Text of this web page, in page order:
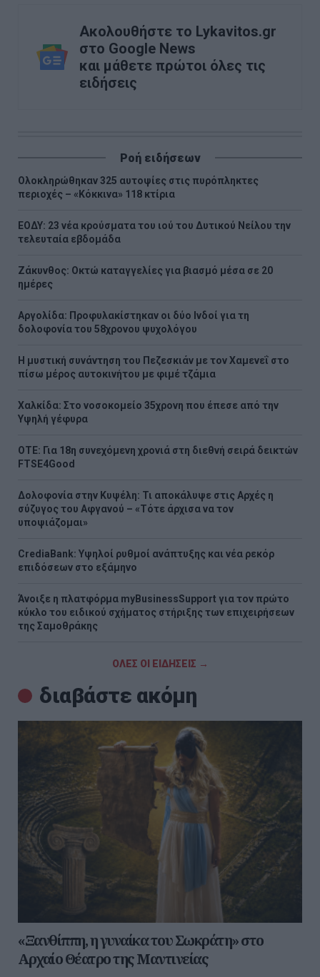
Ακολουθήστε το Lykavitos.gr
στο Google News
και μάθετε πρώτοι όλες τις
ειδήσεις
Ροή ειδήσεων
Ολοκληρώθηκαν 325 αυτοψίες στις πυρόπληκτες
περιοχές – «Κόκκινα» 118 κτίρια
ΕΟΔΥ: 23 νέα κρούσματα του ιού του Δυτικού Νείλου την
τελευταία εβδομάδα
Ζάκυνθος: Οκτώ καταγγελίες για βιασμό μέσα σε 20
ημέρες
Αργολίδα: Προφυλακίστηκαν οι δύο Ινδοί για τη
δολοφονία του 58χρονου ψυχολόγου
Η μυστική συνάντηση του Πεζεσκιάν με τον Χαμενεΐ στο
πίσω μέρος αυτοκινήτου με φιμέ τζάμια
Χαλκίδα: Στο νοσοκομείο 35χρονη που έπεσε από την
Υψηλή γέφυρα
ΟΤΕ: Για 18η συνεχόμενη χρονιά στη διεθνή σειρά δεικτών
FTSE4Good
Δολοφονία στην Κυψέλη: Τι αποκάλυψε στις Αρχές η
σύζυγος του Αφγανού – «Τότε άρχισα να τον
υποψιάζομαι»
CrediaBank: Υψηλοί ρυθμοί ανάπτυξης και νέα ρεκόρ
επιδόσεων στο εξάμηνο
Άνοιξε η πλατφόρμα myBusinessSupport για τον πρώτο
κύκλο του ειδικού σχήματος στήριξης των επιχειρήσεων
της Σαμοθράκης
ΟΛΕΣ ΟΙ ΕΙΔΗΣΕΙΣ →
διαβάστε ακόμη
«Ξανθίππη, η γυναίκα του Σωκράτη» στο
Αρχαίο Θέατρο της Μαντινείας